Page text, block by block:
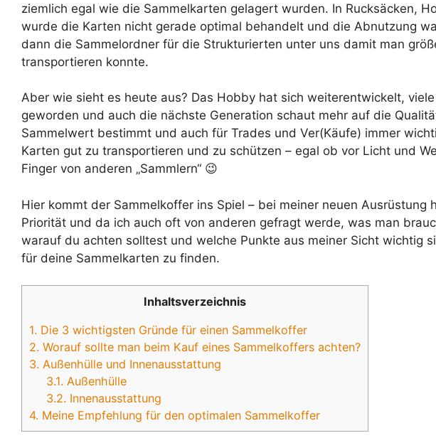
ziemlich egal wie die Sammelkarten gelagert wurden. In Rucksäcken,
wurde die Karten nicht gerade optimal behandelt und die Abnutzung
dann die Sammelordner für die Strukturierten unter uns damit man
transportieren konnte.
Aber wie sieht es heute aus? Das Hobby hat sich weiterentwickelt,
geworden und auch die nächste Generation schaut mehr auf die
Sammelwert bestimmt und auch für Trades und Ver(Käufe) immer
Karten gut zu transportieren und zu schützen – egal ob vor Licht und
Finger von anderen „Sammlern“ 😉
Hier kommt der Sammelkoffer ins Spiel – bei meiner neuen Ausrüstung
Priorität und da ich auch oft von anderen gefragt werde, was man
warauf du achten solltest und welche Punkte aus meiner Sicht wichtig
für deine Sammelkarten zu finden.
Inhaltsverzeichnis
1. Die 3 wichtigsten Gründe für einen Sammelkoffer
2. Worauf sollte man beim Kauf eines Sammelkoffers achten?
3. Außenhülle und Innenausstattung
3.1. Außenhülle
3.2. Innenausstattung
4. Meine Empfehlung für den optimalen Sammelkoffer